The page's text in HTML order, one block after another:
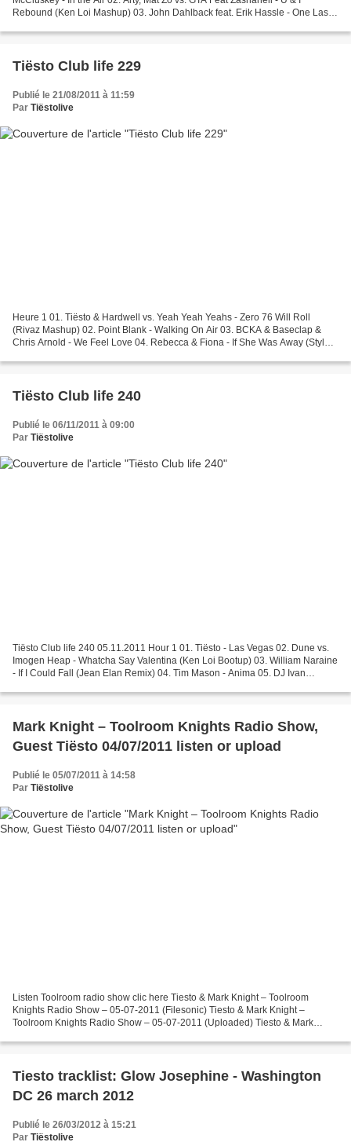
Rebound (Ken Loi Mashup) 03. John Dahlback feat. Erik Hassle - One Last
Tiësto Club life 229
Publié le 21/08/2011 à 11:59
Par Tiëstolive
Heure 1 01. Tiësto & Hardwell vs. Yeah Yeah Yeahs - Zero 76 Will Roll
(Rivaz Mashup) 02. Point Blank - Walking On Air 03. BCKA & Baseclap &
Chris Arnold - We Feel Love 04. Rebecca & Fiona - If She Was Away (Style
Tiësto Club life 240
Publié le 06/11/2011 à 09:00
Par Tiëstolive
Tiësto Club life 240 05.11.2011 Hour 1 01. Tiësto - Las Vegas 02. Dune vs.
Imogen Heap - Whatcha Say Valentina (Ken Loi Bootup) 03. William Naraine
- If I Could Fall (Jean Elan Remix) 04. Tim Mason - Anima 05. DJ Ivan
Mark Knight – Toolroom Knights Radio Show,
Guest Tiësto 04/07/2011 listen or upload
Publié le 05/07/2011 à 14:58
Par Tiëstolive
Listen Toolroom radio show clic here Tiesto & Mark Knight – Toolroom
Knights Radio Show – 05-07-2011 (Filesonic) Tiesto & Mark Knight –
Toolroom Knights Radio Show – 05-07-2011 (Uploaded) Tiesto & Mark
Tiesto tracklist: Glow Josephine - Washington
DC 26 march 2012
Publié le 26/03/2012 à 15:21
Par Tiëstolive